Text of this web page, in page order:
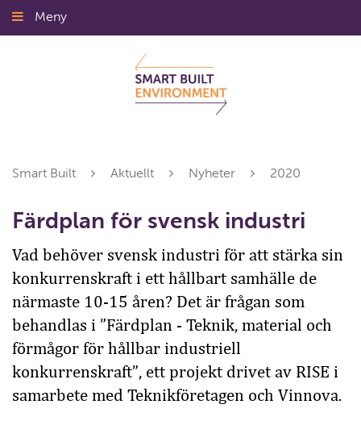
Gå
till
Meny
Smart Built Aktuellt Nyheter 2020
Färdplan för svensk industri
Vad behöver svensk industri för att stärka sin
konkurrenskraft i ett hållbart samhälle de
närmaste 10-15 åren? Det är frågan som
behandlas i ”Färdplan - Teknik, material och
förmågor för hållbar industriell
konkurrenskraft”, ett projekt drivet av RISE i
samarbete med Teknikföretagen och Vinnova.